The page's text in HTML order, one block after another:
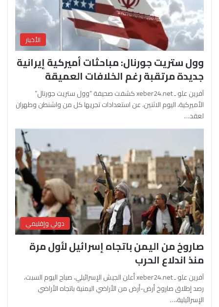
الأخبار
وول ستريت جورنال: مباحثات أميركية إيرانية
جديدة مرتقبة رغم الخلافات العميقة
آفرين علو ـ xeber24.net كشفت صحيفة “وول ستريت جورنال”
الأميركية، اليوم الاثنين، عن استعدادات تجريها كل من واشنطن وطهران
لعقد…
دولي وإقليمي
صاروخ من اليمن باتجاه إسرائيل لأول مرة
منذ اندلاع الحرب
آفرين علو ـ xeber24.net أعلن الجيش الإسرائيلي، صباح اليوم السبت،
رصد إطلاق صاروخ أرض-أرض من الأراضي اليمنية باتجاه الأراضي
الإسرائيلية،…